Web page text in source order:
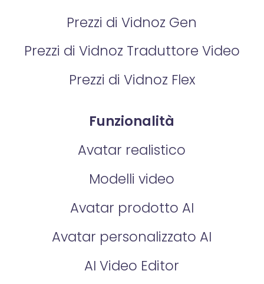
Prezzi di Vidnoz Gen
Prezzi di Vidnoz Traduttore Video
Prezzi di Vidnoz Flex
Funzionalità
Avatar realistico
Modelli video
Avatar prodotto AI
Avatar personalizzato AI
AI Video Editor